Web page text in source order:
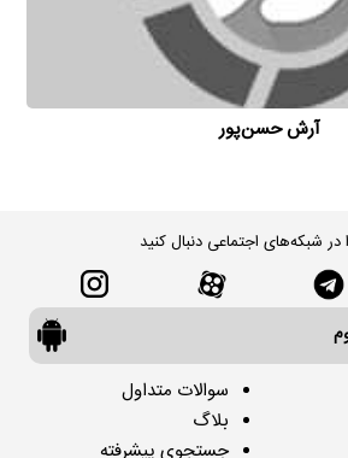
آرش حسن‌پور
در شبکه‌های اجتماعی دنبال کنید
سوالات متداول
بلاگ
جستجوی پیشرفته